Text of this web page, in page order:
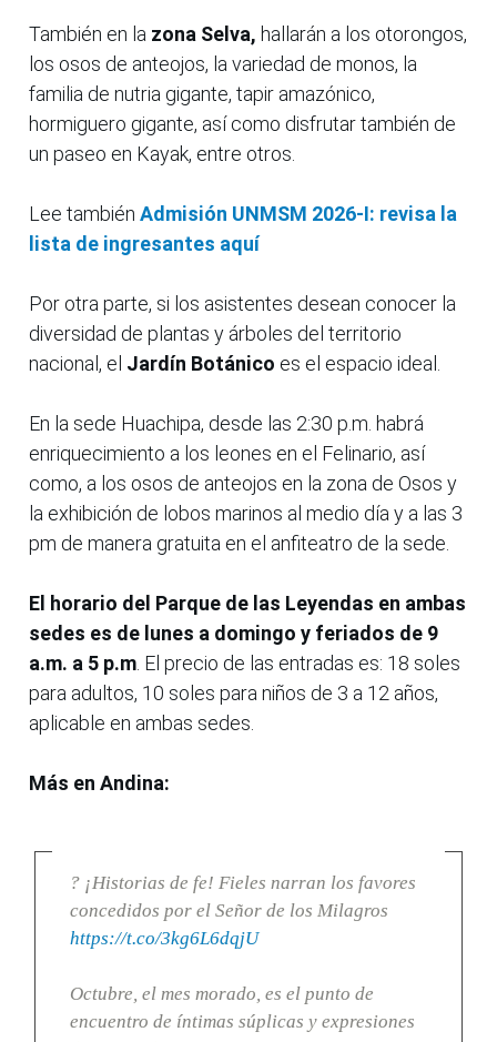
También en la zona Selva, hallarán a los otorongos,
los osos de anteojos, la variedad de monos, la
familia de nutria gigante, tapir amazónico,
hormiguero gigante, así como disfrutar también de
un paseo en Kayak, entre otros.
Lee también Admisión UNMSM 2026-I: revisa la
lista de ingresantes aquí
Por otra parte, si los asistentes desean conocer la
diversidad de plantas y árboles del territorio
nacional, el Jardín Botánico es el espacio ideal.
En la sede Huachipa, desde las 2:30 p.m. habrá
enriquecimiento a los leones en el Felinario, así
como, a los osos de anteojos en la zona de Osos y
la exhibición de lobos marinos al medio día y a las 3
pm de manera gratuita en el anfiteatro de la sede.
El horario del Parque de las Leyendas en ambas
sedes es de lunes a domingo y feriados de 9
a.m. a 5 p.m . El precio de las entradas es: 18 soles
para adultos, 10 soles para niños de 3 a 12 años,
aplicable en ambas sedes.
Más en Andina:
? ¡Historias de fe! Fieles narran los favores
concedidos por el Señor de los Milagros
https://t.co/3kg6L6dqjU
Octubre, el mes morado, es el punto de
encuentro de íntimas súplicas y expresiones